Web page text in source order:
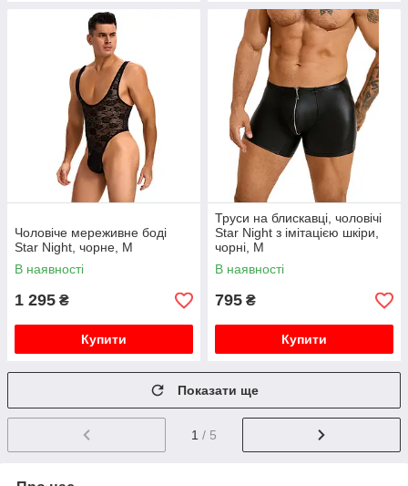
Чоловіче мереживне боді
Star Night, чорне, М
В наявності
1 295 ₴
Купити
Труси на блискавці, чоловічі
Star Night з імітацією шкіри,
чорні, M
В наявності
795 ₴
Купити
Показати ще
1 / 5